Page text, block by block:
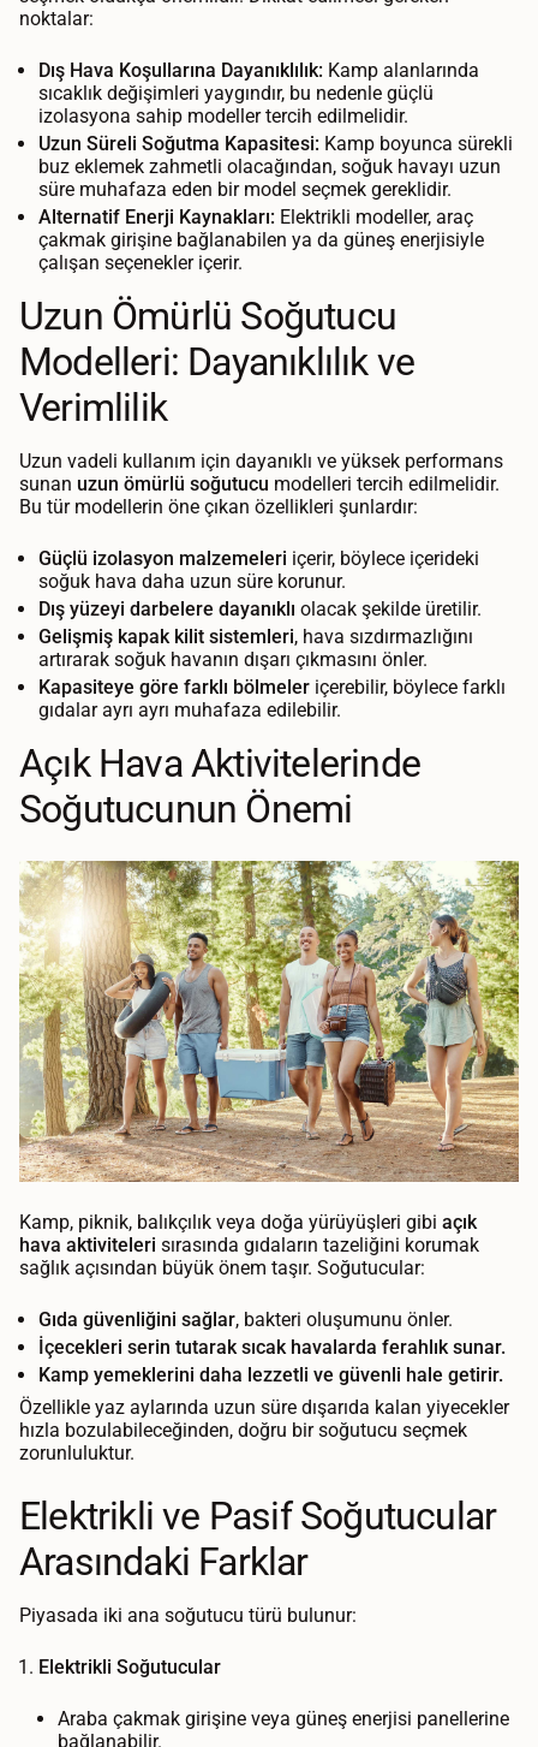
noktalar:
Dış Hava Koşullarına Dayanıklılık: Kamp alanlarında
sıcaklık değişimleri yaygındır, bu nedenle güçlü
izolasyona sahip modeller tercih edilmelidir.
Uzun Süreli Soğutma Kapasitesi: Kamp boyunca sürekli
buz eklemek zahmetli olacağından, soğuk havayı uzun
süre muhafaza eden bir model seçmek gereklidir.
Alternatif Enerji Kaynakları: Elektrikli modeller, araç
çakmak girişine bağlanabilen ya da güneş enerjisiyle
çalışan seçenekler içerir.
Uzun Ömürlü Soğutucu
Modelleri: Dayanıklılık ve
Verimlilik
Uzun vadeli kullanım için dayanıklı ve yüksek performans
sunan uzun ömürlü soğutucu modelleri tercih edilmelidir.
Bu tür modellerin öne çıkan özellikleri şunlardır:
Güçlü izolasyon malzemeleri içerir, böylece içerideki
soğuk hava daha uzun süre korunur.
Dış yüzeyi darbelere dayanıklı olacak şekilde üretilir.
Gelişmiş kapak kilit sistemleri, hava sızdırmazlığını
artırarak soğuk havanın dışarı çıkmasını önler.
Kapasiteye göre farklı bölmeler içerebilir, böylece farklı
gıdalar ayrı ayrı muhafaza edilebilir.
Açık Hava Aktivitelerinde
Soğutucunun Önemi
Kamp, piknik, balıkçılık veya doğa yürüyüşleri gibi açık
hava aktiviteleri sırasında gıdaların tazeliğini korumak
sağlık açısından büyük önem taşır. Soğutucular:
Gıda güvenliğini sağlar, bakteri oluşumunu önler.
İçecekleri serin tutarak sıcak havalarda ferahlık sunar.
Kamp yemeklerini daha lezzetli ve güvenli hale getirir.
Özellikle yaz aylarında uzun süre dışarıda kalan yiyecekler
hızla bozulabileceğinden, doğru bir soğutucu seçmek
zorunluluktur.
Elektrikli ve Pasif Soğutucular
Arasındaki Farklar
Piyasada iki ana soğutucu türü bulunur:
Elektrikli Soğutucular
Araba çakmak girişine veya güneş enerjisi panellerine
bağlanabilir.